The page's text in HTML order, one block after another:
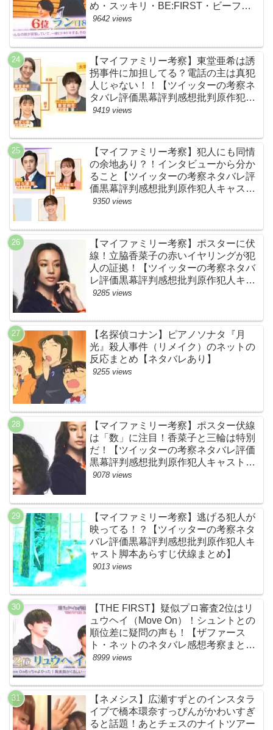
め・スッキリ・BE:FIRST・ビーファ
ースト】
9642 views
【マイファミリー考察】東堂亜希は誘
拐事件に加担してる？電話の主は真犯
人じゃない！！【ツイッターの考察ネ
タバレ評価黒幕評判感想批判原作犯人
キャスト脚本あらすじ伏線まとめ】
9419 views
【マイファミリー考察】犯人にも同情
の余地あり？！インタビューから分か
ること【ツイッターの考察ネタバレ評
価黒幕評判感想批判原作犯人キャスト
脚本あらすじ伏線まとめ】
9350 views
【マイファミリー考察】ポスターに伏
線！立脇香菜子の赤いイヤリングが犯
人の証拠！【ツイッターの考察ネタバ
レ評価黒幕評判感想批判原作犯人キャ
スト脚本あらすじ伏線まとめ・高橋メ
9285 views
【名探偵コナン】ピアノソナタ『月
光』殺人事件（リメイク）のネットの
反応まとめ【ネタバレあり】
9255 views
【マイファミリー考察】ポスター伏線
は「数」に注目！香菜子と三輪は特別
だ！【ツイッターの考察ネタバレ評価
黒幕評判感想批判原作犯人キャスト脚
本あらすじ伏線まとめ】
9078 views
【マイファミリー考察】逃げる犯人が
映ってる！？【ツイッターの考察ネタ
バレ評価黒幕評判感想批判原作犯人キ
ャスト脚本あらすじ伏線まとめ】
9013 views
【THE FIRST】疑似プロ審査2位はリ
ュウヘイ（Move On）！シュントとの
順位差に疑問の声も！【ザファース
ト・ネットのネタバレ感想考察まと
め・スッキリ・BE:FIRST・ビーファ
8999 views
【ネメシス】広瀬すずとのインスタラ
イブで橋本環奈すっぴんがかわいすぎ
ると話題！あとチェスのナイトツアー